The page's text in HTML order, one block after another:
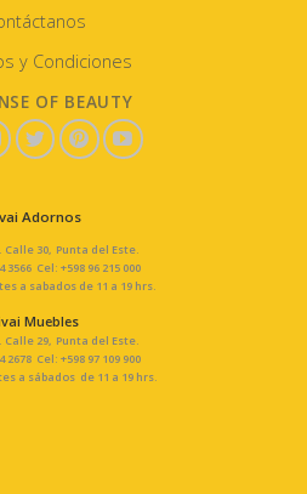
y Condiciones
OF BEAUTY
Adornos
Calle 30, Punta del Este.
3566 Cel: +598 96 215 000
a sabados de 11 a 19 hrs.
Muebles
Calle 29, Punta del Este.
2678 Cel: +598 97 109 900
a sábados de 11 a 19 hrs.